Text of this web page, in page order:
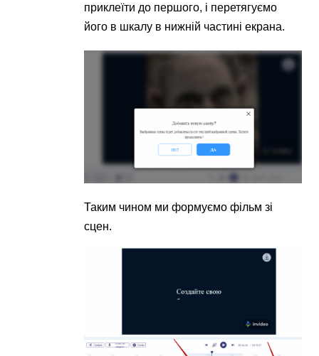
приклеїти до першого, і перетягуємо
його в шкалу в нижній частині екрана.
Таким чином ми формуємо фільм зі
сцен.